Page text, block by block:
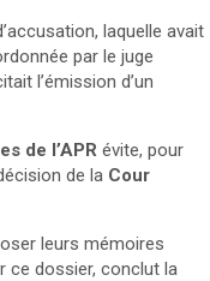
laquelle avait
par le juge
l’émission d’un
de l’APR évite, pour
de la Cour
leurs mémoires
ce dossier, conclut la